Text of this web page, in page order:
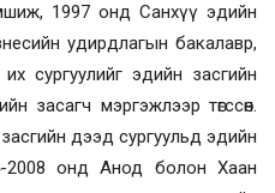
1997 онд Санхүү эдийн
удирдлагын бакалавр,
сургуулийг эдийн засгийн
засагч мэргэжлээр төгссөн.
дээд сургуульд эдийн
2008 онд Анод болон Хаан